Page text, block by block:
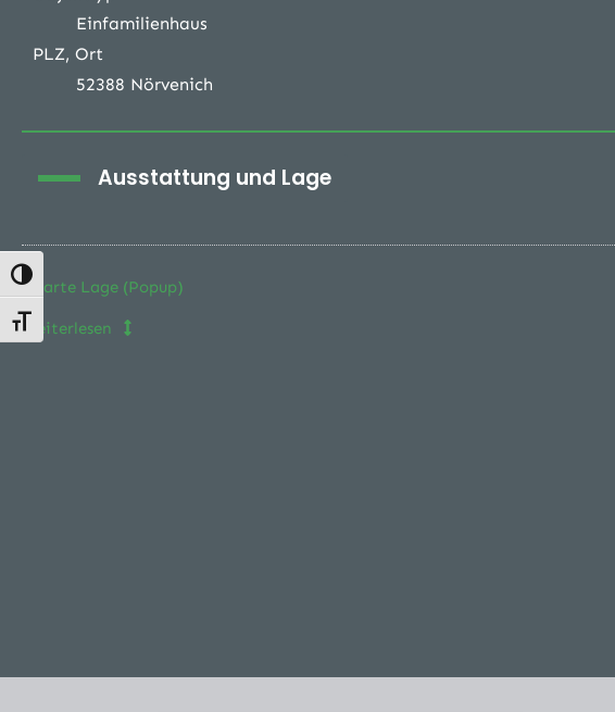
Umschalten auf hohe Kontraste
Schrift vergrößern
Einfamilienhaus
PLZ, Ort
52388 Nörvenich
Ausstattung und Lage
Karte Lage (Popup)
Weiterlesen